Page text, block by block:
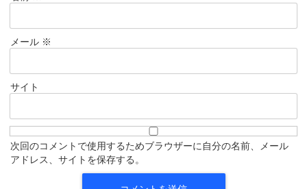
メール ※
サイト
次回のコメントで使用するためブラウザーに自分の名前、メール
アドレス、サイトを保存する。